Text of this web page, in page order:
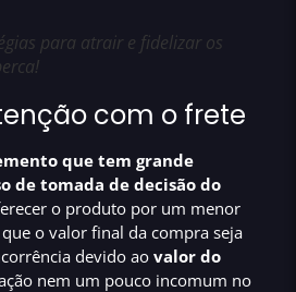
para atrair e fidelizar os
com o frete
que tem grande
de tomada de decisão do
o produto por um menor
o valor final da compra seja
devido ao valor do
nem um pouco incomum no